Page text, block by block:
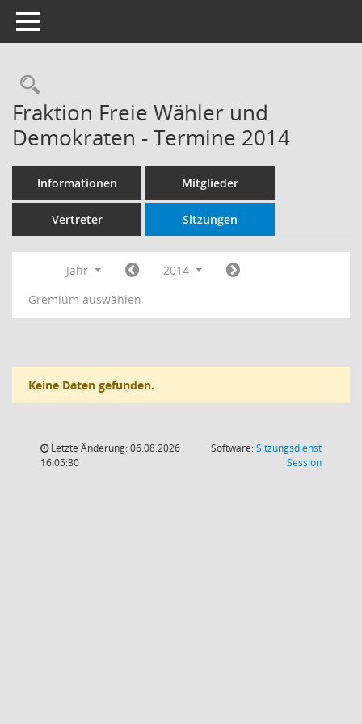
Toggle navigation
Rechercheauswahl
Fraktion Freie Wähler und
Demokraten - Termine 2014
Informationen Mitglieder
Vertreter Sitzungen
Jahr
2014
Gremium auswählen
Keine Daten gefunden.
Letzte Änderung: 06.08.2026
16:05:30
Software:Sitzungsdienst
Session(Wird in